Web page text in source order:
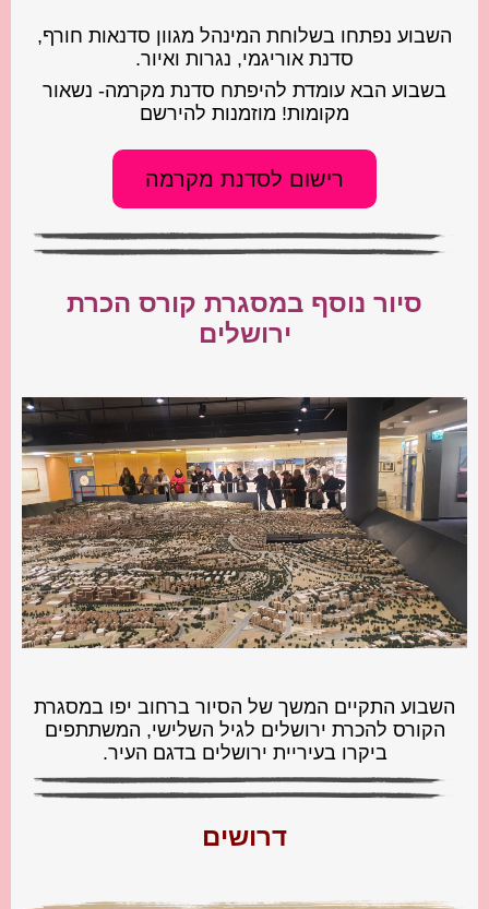
השבוע נפתחו בשלוחת המינהל מגוון סדנאות חורף,
סדנת אוריגמי, נגרות ואיור.
בשבוע הבא עומדת להיפתח סדנת מקרמה- נשאור
מקומות! מוזמנות להירשם
רישום לסדנת מקרמה
סיור נוסף במסגרת קורס הכרת
ירושלים
השבוע התקיים המשך של הסיור ברחוב יפו במסגרת
הקורס להכרת ירושלים לגיל השלישי, המשתתפים
ביקרו בעיריית ירושלים בדגם העיר.
דרושים